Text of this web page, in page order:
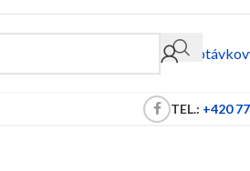
TEL.: +420